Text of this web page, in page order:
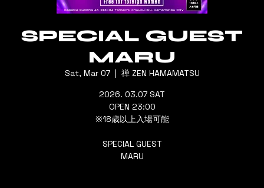
SPECIAL GUEST
MARU
Sat, Mar 07
  |
禅 ZEN HAMAMATSU
2026. 03.07 SAT
OPEN 23:00
※18歳以上入場可能
SPECIAL GUEST
MARU